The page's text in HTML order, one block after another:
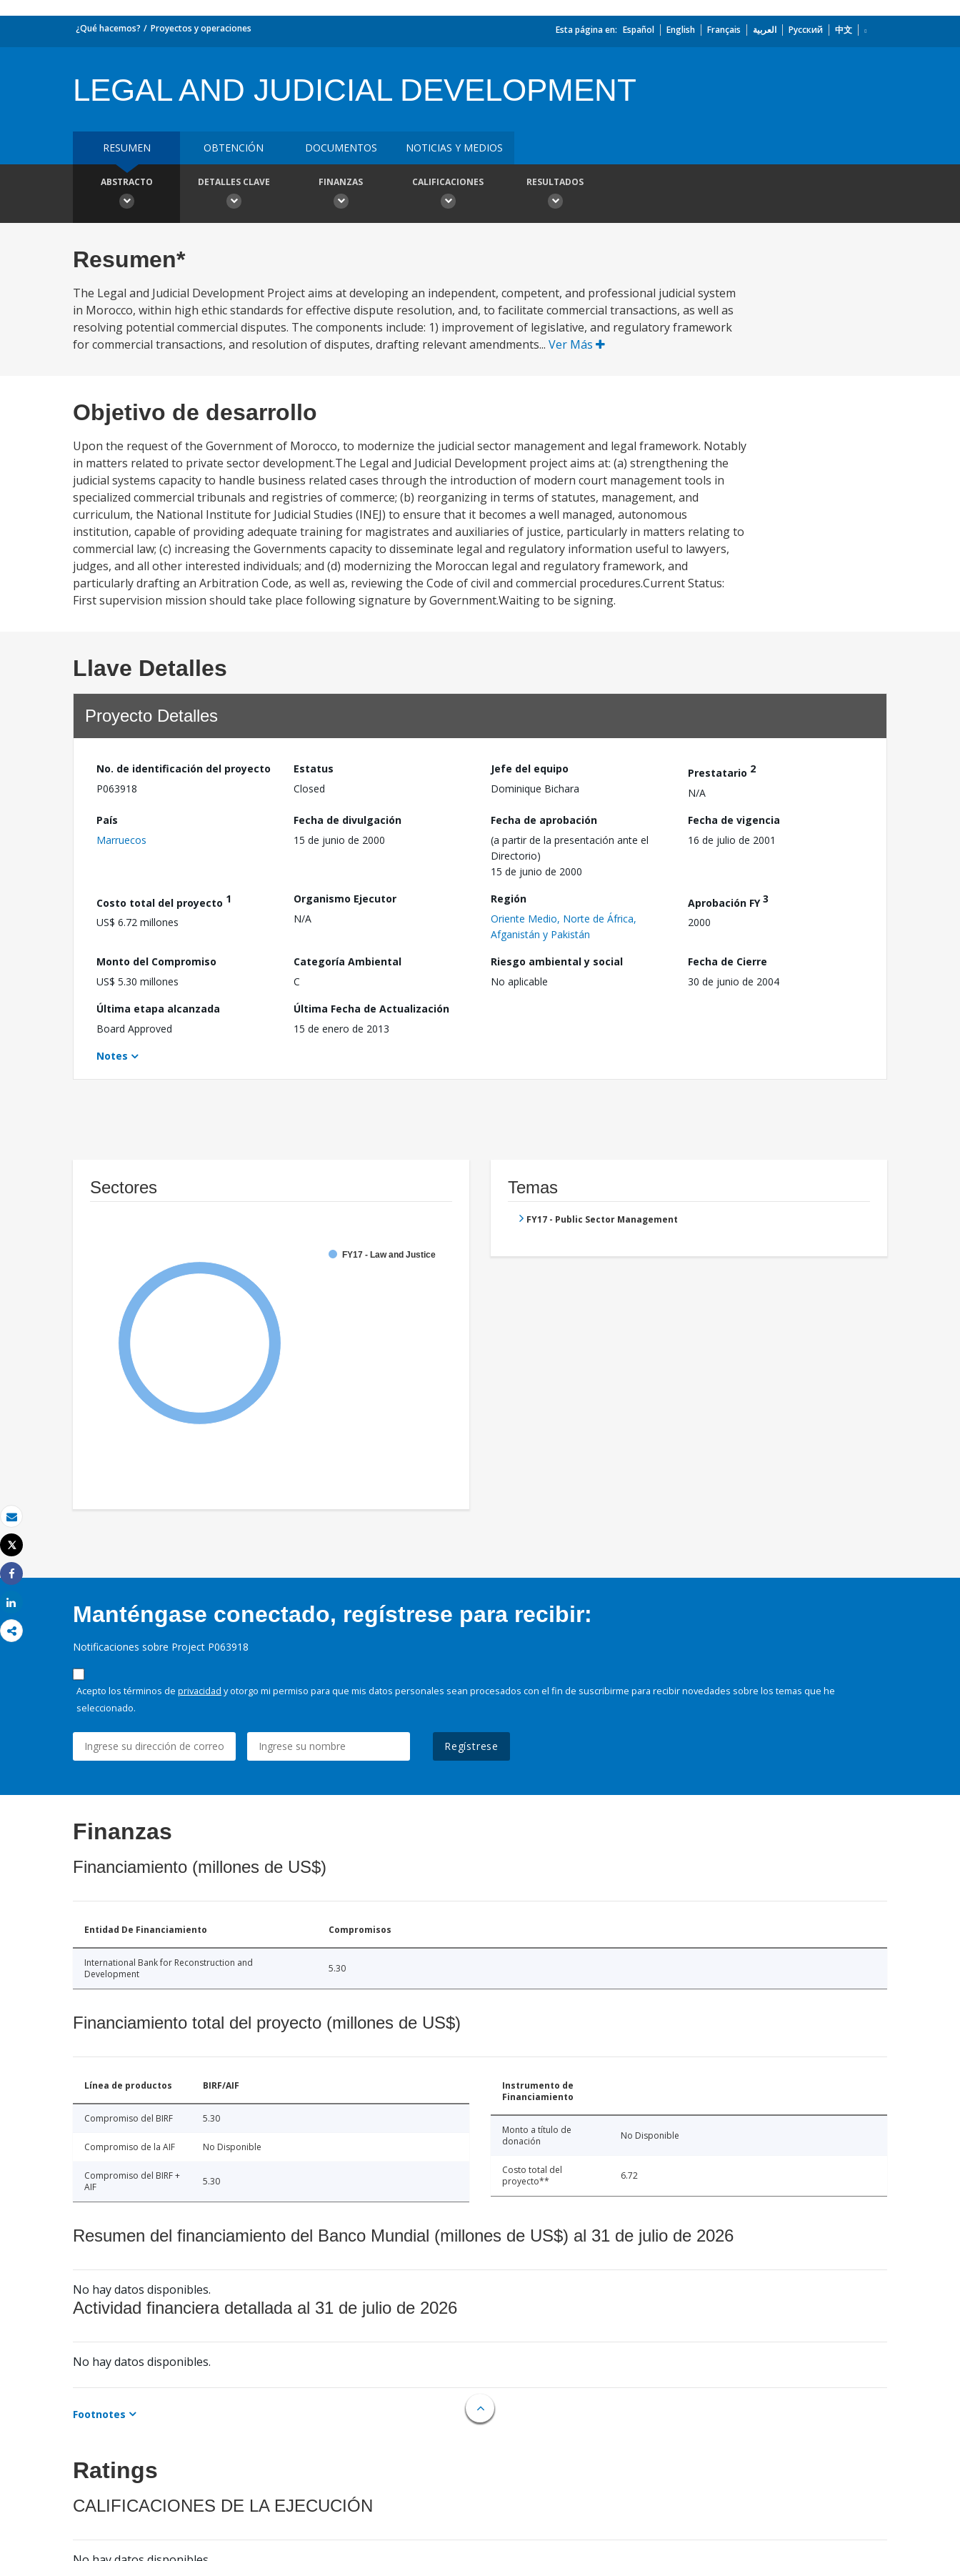
Correo electrónico
Imprimir
Tweet
Share
¿Qué hacemos? Proyectos y operaciones Esta página en: Español English Français العربية Русский 中文
LEGAL AND JUDICIAL DEVELOPMENT
RESUMEN OBTENCIÓN DOCUMENTOS NOTICIAS Y MEDIOS
ABSTRACTO DETALLES CLAVE FINANZAS CALIFICACIONES RESULTADOS
Resumen*
The Legal and Judicial Development Project aims at developing an independent, competent, and professional judicial system
in Morocco, within high ethic standards for effective dispute resolution, and, to facilitate commercial transactions, as well as
resolving potential commercial disputes. The components include: 1) improvement of legislative, and regulatory framework
for commercial transactions, and resolution of disputes, drafting relevant amendments... Ver Más
Objetivo de desarrollo
Upon the request of the Government of Morocco, to modernize the judicial sector management and legal framework. Notably
in matters related to private sector development.The Legal and Judicial Development project aims at: (a) strengthening the
judicial systems capacity to handle business related cases through the introduction of modern court management tools in
specialized commercial tribunals and registries of commerce; (b) reorganizing in terms of statutes, management, and
curriculum, the National Institute for Judicial Studies (INEJ) to ensure that it becomes a well managed, autonomous
institution, capable of providing adequate training for magistrates and auxiliaries of justice, particularly in matters relating to
commercial law; (c) increasing the Governments capacity to disseminate legal and regulatory information useful to lawyers,
judges, and all other interested individuals; and (d) modernizing the Moroccan legal and regulatory framework, and
particularly drafting an Arbitration Code, as well as, reviewing the Code of civil and commercial procedures.Current Status:
First supervision mission should take place following signature by Government.Waiting to be signing.
Llave Detalles
Proyecto Detalles
No. de identificación del proyecto
P063918
Estatus
Closed
Jefe del equipo
Dominique Bichara
Prestatario 2
N/A
País
Marruecos
Fecha de divulgación
15 de junio de 2000
Fecha de aprobación
(a partir de la presentación ante el
Directorio)
15 de junio de 2000
Fecha de vigencia
16 de julio de 2001
Costo total del proyecto 1
US$ 6.72 millones
Organismo Ejecutor
N/A
Región
Oriente Medio, Norte de África,
Afganistán y Pakistán
Aprobación FY3
2000
Monto del Compromiso
US$ 5.30 millones
Categoría Ambiental
C
Riesgo ambiental y social
No aplicable
Fecha de Cierre
30 de junio de 2004
Última etapa alcanzada
Board Approved
Última Fecha de Actualización
15 de enero de 2013
Notes
Sectores
FY17 - Law and Justice
Temas
FY17 - Public Sector Management
Manténgase conectado, regístrese para recibir:
Notificaciones sobre Project P063918
Acepto los términos de privacidad y otorgo mi permiso para que mis datos personales sean procesados con el fin de suscribirme para recibir novedades sobre los temas que he
seleccionado.
Regístrese
Finanzas
Financiamiento (millones de US$)
Entidad De Financiamiento Compromisos
International Bank for Reconstruction and
Development
5.30
Financiamiento total del proyecto (millones de US$)
Línea de productos BIRF/AIF
Compromiso del BIRF 5.30
Compromiso de la AIF No Disponible
Compromiso del BIRF +
AIF
5.30
Instrumento de
Financiamiento
Monto a título de
donación
No Disponible
Costo total del
proyecto**
6.72
Resumen del financiamiento del Banco Mundial (millones de US$) al 31 de julio de 2026
No hay datos disponibles.
Actividad financiera detallada al 31 de julio de 2026
No hay datos disponibles.
Footnotes
Ratings
CALIFICACIONES DE LA EJECUCIÓN